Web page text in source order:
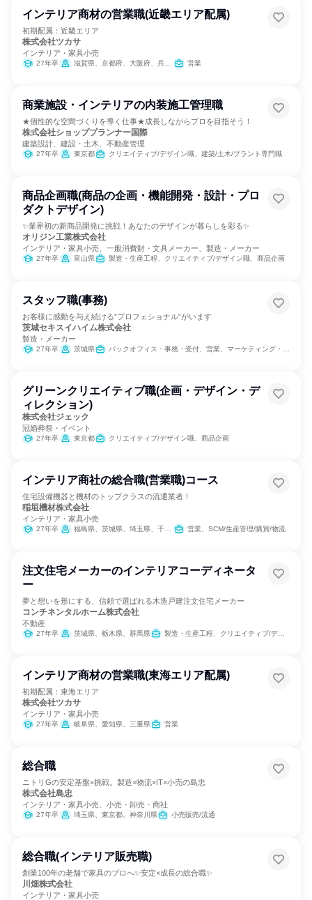
インテリア商材の営業職(近畿エリア配属)
初期配属：近畿エリア
株式会社ツカサ
インテリア・家具小売
27年卒 滋賀県、京都府、大阪府、兵庫県、奈良県 営業
商業施設・インテリアの内装施工管理職
★個性的な空間づくりを導く仕事★成長しながらプロを目指そう！
株式会社ショッププランナー国際
建築設計、建設・土木、不動産管理
27年卒 東京都 クリエイティブ/デザイン職、建築/土木/プラント専門職
商品企画職(商品の企画・機能開発・設計・プロ
ダクトデザイン)
✨業界初の新商品開発に挑戦！あなたのデザインが暮らしを彩る✨
オリジン工業株式会社
インテリア・家具小売、一般消費財・文具メーカー、製造・メーカー
27年卒 富山県 製造・生産工程、クリエイティブ/デザイン職、商品企画
スタッフ職(事務)
お客様に感動を与え続ける”プロフェショナル”がいます
茨城セキスイハイム株式会社
製造・メーカー
27年卒 茨城県 バックオフィス・事務・受付、営業、マーケティング・広告・宣伝
グリーンクリエイティブ職(企画・デザイン・デ
ィレクション)
株式会社ジェック
冠婚葬祭・イベント
27年卒 東京都 クリエイティブ/デザイン職、商品企画
インテリア商社の総合職(営業職)コース
住宅設備機器と機材のトップクラスの流通業者！
稲垣機材株式会社
インテリア・家具小売
27年卒 福島県、茨城県、埼玉県、千葉県、東京都 営業、SCM/生産管理/購買/物流
注文住宅メーカーのインテリアコーディネータ
ー
夢と想いを形にする、信頼で選ばれる木造戸建注文住宅メーカー
コンチネンタルホーム株式会社
不動産
27年卒 茨城県、栃木県、群馬県 製造・生産工程、クリエイティブ/デザイン職、建築/土木/プラント専門職
インテリア商材の営業職(東海エリア配属)
初期配属：東海エリア
株式会社ツカサ
インテリア・家具小売
27年卒 岐阜県、愛知県、三重県 営業
総合職
ニトリGの安定基盤×挑戦。製造×物流×IT×小売の島忠
株式会社島忠
インテリア・家具小売、小売・卸売・商社
27年卒 埼玉県、東京都、神奈川県 小売販売/流通
総合職(インテリア販売職)
創業100年の老舗で家具のプロへ✨安定×成長の総合職✨
川畑株式会社
インテリア・家具小売